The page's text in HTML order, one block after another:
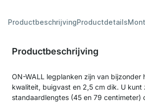
ProductbeschrijvingProductdetails
Productbeschrijving
ON-WALL legplanken zijn van bijzonder
kwaliteit, buigvast en 2,5 cm dik. U kunt
standaardlengtes (45 en 79 centimeter)